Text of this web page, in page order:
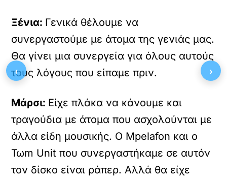
Ξένια: Γενικά θέλουμε να
συνεργαστούμε με άτομα της γενιάς μας.
Θα γίνει μια συνεργεία για όλους αυτούς
τους λόγους που είπαμε πριν.
Μάρσι: Είχε πλάκα να κάνουμε και
τραγούδια με άτομα που ασχολούνται με
άλλα είδη μουσικής. Ο Mpelafon και ο
Τωm Unit που συνεργαστήκαμε σε αυτόν
τον δίσκο είναι ράπερ. Αλλά θα είχε
‹ ›